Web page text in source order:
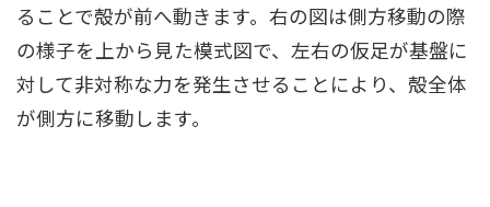
ることで殻が前へ動きます。右の図は側方移動の際
の様子を上から見た模式図で、左右の仮足が基盤に
対して非対称な力を発生させることにより、殻全体
が側方に移動します。